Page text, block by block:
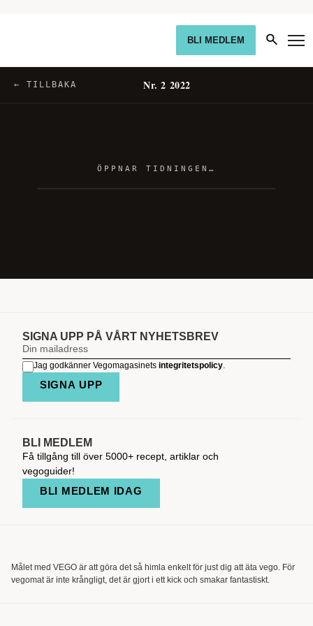
BLI MEDLEM
← TILLBAKA Nr. 2 2022
ÖPPNAR TIDNINGEN…
SIGNA UPP PÅ VÅRT NYHETSBREV
Jag godkänner Vegomagasinets integritetspolicy.
SIGNA UPP
BLI MEDLEM
Få tillgång till över 5000+ recept, artiklar och
vegoguider!
BLI MEDLEM IDAG
Målet med VEGO är att göra det så himla enkelt för just dig att äta vego. För
vegomat är inte krångligt, det är gjort i ett kick och smakar fantastiskt.